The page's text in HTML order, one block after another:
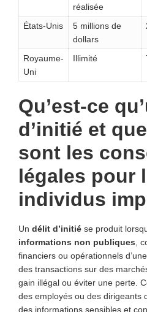
réalisée
États-Unis
5 millions de
dollars
Royaume-
Uni
Illimité
Qu’est-ce
d’initié et
sont les
légales pour
individus
Un délit d’initié se produit
informations non publiques,
financiers ou opérationnels
des transactions sur des
gain illégal ou éviter une perte.
des employés ou des dirigeants
des informations sensibles et